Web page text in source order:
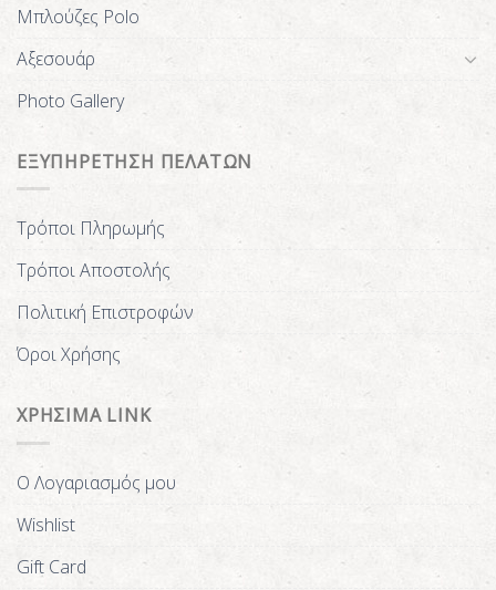
Μπλούζες Polo
Αξεσουάρ
Photo Gallery
ΕΞΥΠΗΡΕΤΗΣΗ ΠΕΛΑΤΩΝ
Τρόποι Πληρωμής
Τρόποι Αποστολής
Πολιτική Επιστροφών
Όροι Χρήσης
ΧΡΗΣΙΜΑ LINK
Ο Λογαριασμός μου
Wishlist
Gift Card